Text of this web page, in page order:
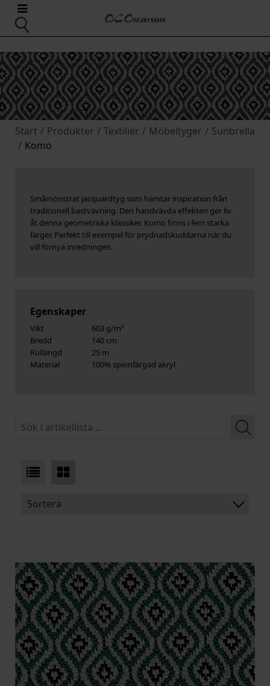
Start / Produkter / Textilier / Möbeltyger / Sunbrella
/ Komo
Småmönstrat jacquardtyg som hämtar inspiration från
traditionell bastvävning. Den handvävda effekten ger liv
åt denna geometriska klassiker. Komo finns i fem starka
färger. Perfekt till exempel för prydnadskuddarna när du
vill förnya inredningen.
Egenskaper
Vikt
603 g/m²
Bredd
140 cm
Rullängd
25 m
Material
100% spinnfärgad akryl
Sortera
BREDD
ARTIKELKOD: